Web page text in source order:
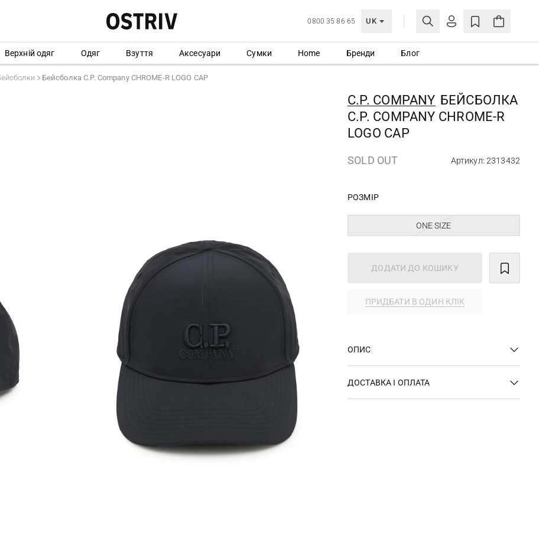
0800 35 86 65 UK
МОЯ ОБЛІКІВКА
Ще не зареєстровані?
СТВОРИТИ ОБЛІКІВКУ
Верхній одяг Одяг Взуття Аксесуари Сумки Home Бренди Блог
Бейсболка C.P. Company CHROME-R LOGO CAP
C.P. COMPANY БЕЙСБОЛКА
C.P. COMPANY CHROME-R
LOGO CAP
SOLD OUT Артикул: 2313432
РОЗМІР
ONE SIZE
ДОДАТИ ДО КОШИКУ
ПРИДБАТИ В ОДИН КЛІК
ОПИС
ДОСТАВКА І ОПЛАТА